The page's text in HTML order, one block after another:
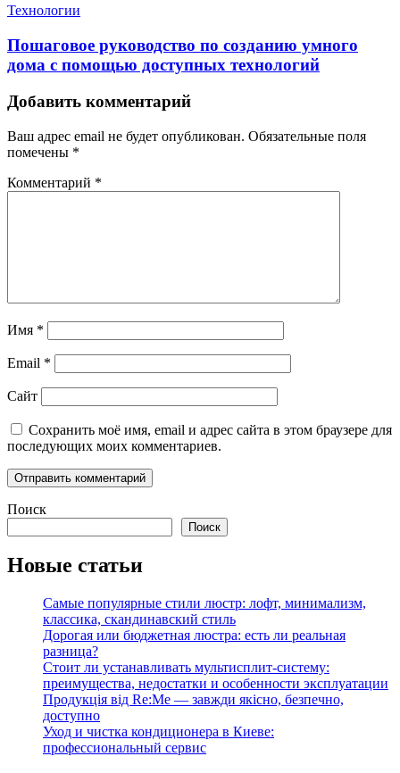
Технологии
Пошаговое руководство по созданию умного
дома с помощью доступных технологий
Добавить комментарий
Ваш адрес email не будет опубликован. Обязательные поля
помечены *
Комментарий *
Имя *
Email *
Сайт
Сохранить моё имя, email и адрес сайта в этом браузере для
последующих моих комментариев.
Поиск
Поиск
Новые статьи
Самые популярные стили люстр: лофт, минимализм,
классика, скандинавский стиль
Дорогая или бюджетная люстра: есть ли реальная
разница?
Стоит ли устанавливать мультисплит-систему:
преимущества, недостатки и особенности эксплуатации
Продукція від Re:Me — завжди якісно, безпечно,
доступно
Уход и чистка кондиционера в Киеве:
профессиональный сервис